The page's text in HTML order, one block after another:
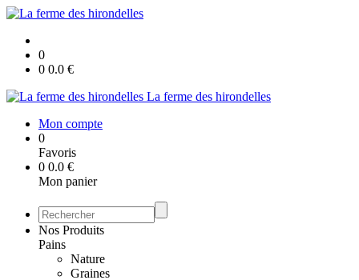
0
0 0.0 €
La ferme des hirondelles
Mon compte
0
Favoris
0 0.0 €
Mon panier
Nos Produits
Pains
Nature
Graines